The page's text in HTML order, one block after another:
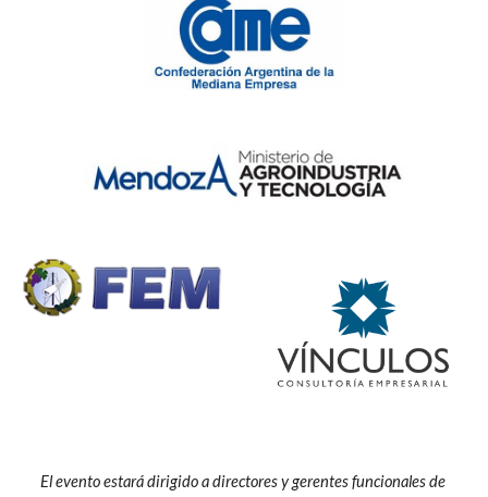
El evento estará dirigido a directores y gerentes funcionales de